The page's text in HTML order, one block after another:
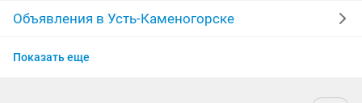
Объявления в Усть-Каменогорске
Объявления в Актау
Показать еще